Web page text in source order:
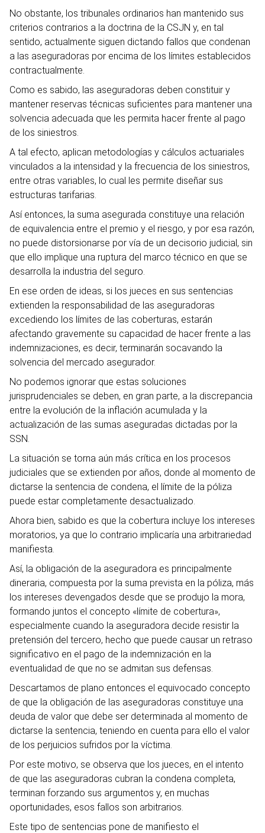
No obstante, los tribunales ordinarios han mantenido sus
criterios contrarios a la doctrina de la CSJN y, en tal
sentido, actualmente siguen dictando fallos que condenan
a las aseguradoras por encima de los límites establecidos
contractualmente.
Como es sabido, las aseguradoras deben constituir y
mantener reservas técnicas suficientes para mantener una
solvencia adecuada que les permita hacer frente al pago
de los siniestros.
A tal efecto, aplican metodologías y cálculos actuariales
vinculados a la intensidad y la frecuencia de los siniestros,
entre otras variables, lo cual les permite diseñar sus
estructuras tarifarias.
Así entonces, la suma asegurada constituye una relación
de equivalencia entre el premio y el riesgo, y por esa razón,
no puede distorsionarse por vía de un decisorio judicial, sin
que ello implique una ruptura del marco técnico en que se
desarrolla la industria del seguro.
En ese orden de ideas, si los jueces en sus sentencias
extienden la responsabilidad de las aseguradoras
excediendo los límites de las coberturas, estarán
afectando gravemente su capacidad de hacer frente a las
indemnizaciones, es decir, terminarán socavando la
solvencia del mercado asegurador.
No podemos ignorar que estas soluciones
jurisprudenciales se deben, en gran parte, a la discrepancia
entre la evolución de la inflación acumulada y la
actualización de las sumas aseguradas dictadas por la
SSN.
La situación se torna aún más crítica en los procesos
judiciales que se extienden por años, donde al momento de
dictarse la sentencia de condena, el límite de la póliza
puede estar completamente desactualizado.
Ahora bien, sabido es que la cobertura incluye los intereses
moratorios, ya que lo contrario implicaría una arbitrariedad
manifiesta.
Así, la obligación de la aseguradora es principalmente
dineraria, compuesta por la suma prevista en la póliza, más
los intereses devengados desde que se produjo la mora,
formando juntos el concepto «límite de cobertura»,
especialmente cuando la aseguradora decide resistir la
pretensión del tercero, hecho que puede causar un retraso
significativo en el pago de la indemnización en la
eventualidad de que no se admitan sus defensas.
Descartamos de plano entonces el equivocado concepto
de que la obligación de las aseguradoras constituye una
deuda de valor que debe ser determinada al momento de
dictarse la sentencia, teniendo en cuenta para ello el valor
de los perjuicios sufridos por la víctima.
Por este motivo, se observa que los jueces, en el intento
de que las aseguradoras cubran la condena completa,
terminan forzando sus argumentos y, en muchas
oportunidades, esos fallos son arbitrarios.
Este tipo de sentencias pone de manifiesto el